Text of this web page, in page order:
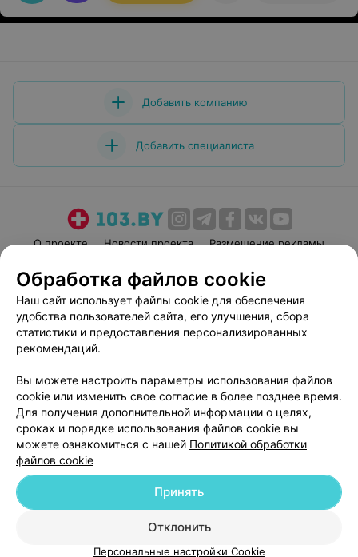
Добавить компанию
Добавить специалиста
О проекте Новости проекта
Размещение рекламы
Пользовательское соглашение
Способы оплаты
Вакансии
Партнеры
Написать руководителю 103.by
Персональные настройки cookie
Обработка персональных данных
© 2026 ООО «Артокс Лаб», УНП 191700409| 220012, Республика Беларусь,
г. Минск, улица Толбухина, 2, пом. 16 | help@103.by
Служба поддержки +375 291212755
Обработка файлов cookie
Наш сайт использует файлы cookie для обеспечения
удобства пользователей сайта, его улучшения, сбора
статистики и предоставления персонализированных
рекомендаций.
Вы можете настроить параметры использования файлов
cookie или изменить свое согласие в более позднее время.
Для получения дополнительной информации о целях,
сроках и порядке использования файлов cookie вы
можете ознакомиться с нашей Политикой обработки
файлов cookie
Отклонить
Принять
Персональные настройки Cookie